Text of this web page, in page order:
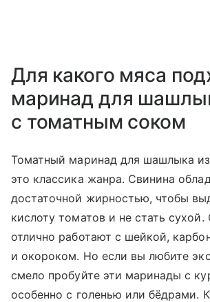
Для какого мяса
маринад для
с томатным соком
Томатный маринад для шашлыка
это классика жанра. Свинина
достаточной жирностью, чтобы
кислоту томатов и не стать сухой.
отлично работают с шейкой,
и окороком. Но если вы любите
смело пробуйте эти маринады с
особенно с голенью или бёдрами.